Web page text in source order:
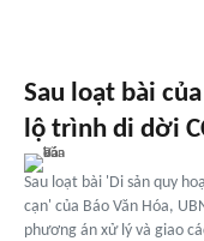
Sau loạt bài
lộ trình di dời
Sau loạt bài 'Di sản quy
cạn' của Báo Văn Hóa,
phương án xử lý và giao